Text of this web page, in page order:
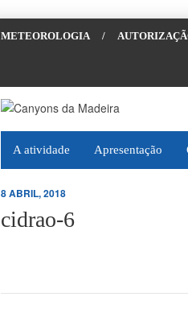
METEOROLOGIA /
A atividade Apresentação
8 ABRIL, 2018
cidrao-6